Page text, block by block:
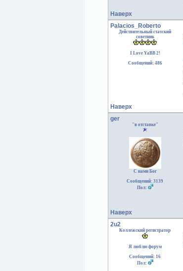
Наверх
Palacios_Roberto
Действительный статский
советник
I Love YaBB 2!
Сообщений: 486
Наверх
ger
"в отставке"
С нами Бог
Сообщений: 3139
Пол:
Наверх
2u2
Коллежский регистратор
Я люблю форум
Сообщений: 16
Пол: